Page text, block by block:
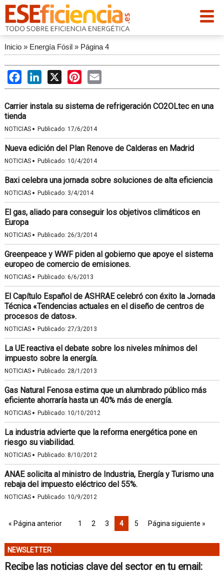
Inicio» Energía Fósil» Página 4
FacebookLinkedIn
X PinterestEmail
Carrier instala su sistema de refrigeración CO2OLtec en una
tienda
NOTICIAS · Publicado: 17/6/2014
Nueva edición del Plan Renove de Calderas en Madrid
NOTICIAS · Publicado: 10/4/2014
Baxi celebra una jornada sobre soluciones de alta eficiencia
NOTICIAS · Publicado: 3/4/2014
El gas, aliado para conseguir los objetivos climáticos en
Europa
NOTICIAS · Publicado: 26/3/2014
Greenpeace y WWF piden al gobierno que apoye el sistema
europeo de comercio de emisiones.
NOTICIAS · Publicado: 6/6/2013
El Capítulo Español de ASHRAE celebró con éxito la Jornada
Técnica «Tendencias actuales en el diseño de centros de
procesos de datos».
NOTICIAS · Publicado: 27/3/2013
La UE reactiva el debate sobre los niveles mínimos del
impuesto sobre la energía.
NOTICIAS · Publicado: 28/1/2013
Gas Natural Fenosa estima que un alumbrado público más
eficiente ahorraría hasta un 40% más de energía.
NOTICIAS · Publicado: 10/10/2012
La industria advierte que la reforma energética pone en
riesgo su viabilidad.
NOTICIAS · Publicado: 8/10/2012
ANAE solicita al ministro de Industria, Energía y Turismo una
rebaja del impuesto eléctrico del 55%.
NOTICIAS · Publicado: 10/9/2012
« Página anterior 1 2 3 4 5 Página siguiente »
NEWSLETTER
Recibe las noticias clave del sector en tu email: